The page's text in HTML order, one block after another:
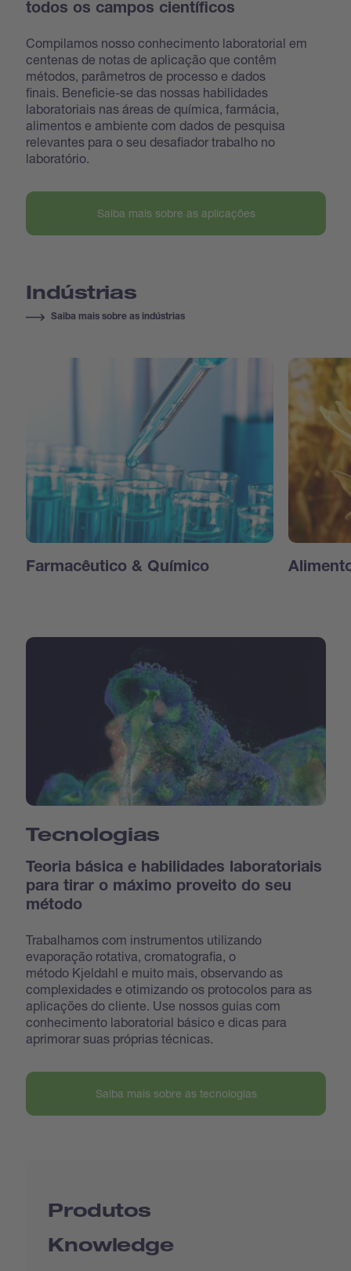
todos os campos científicos
Compilamos nosso conhecimento laboratorial em
centenas de notas de aplicação que contêm
métodos, parâmetros de processo e dados
finais. Beneficie-se das nossas habilidades
laboratoriais nas áreas de química, farmácia,
alimentos e ambiente com dados de pesquisa
relevantes para o seu desafiador trabalho no
laboratório.
Saiba mais sobre as aplicações
Indústrias
Saiba mais sobre as indústrias
Farmacêutico & Químico
Tecnologias
Teoria básica e habilidades laboratoriais
para tirar o máximo proveito do seu
método
Trabalhamos com instrumentos utilizando
evaporação rotativa, cromatografia, o
método Kjeldahl e muito mais, observando as
complexidades e otimizando os protocolos para as
aplicações do cliente. Use nossos guias com
conhecimento laboratorial básico e dicas para
aprimorar suas próprias técnicas.
Saiba mais sobre as tecnologias
Produtos
Knowledge